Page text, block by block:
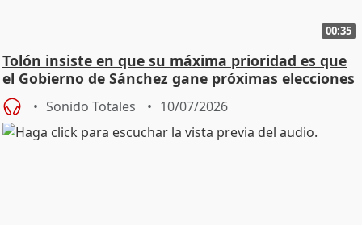
00:35
Tolón insiste en que su máxima prioridad es que
el Gobierno de Sánchez gane próximas elecciones
Sonido Totales 10/07/2026